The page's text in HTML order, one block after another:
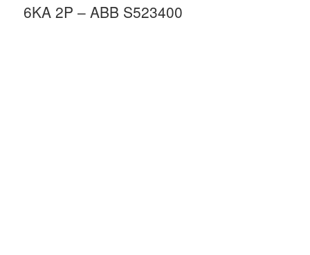
Preventivo Impianto Elettrico
6KA 2P – ABB S523400